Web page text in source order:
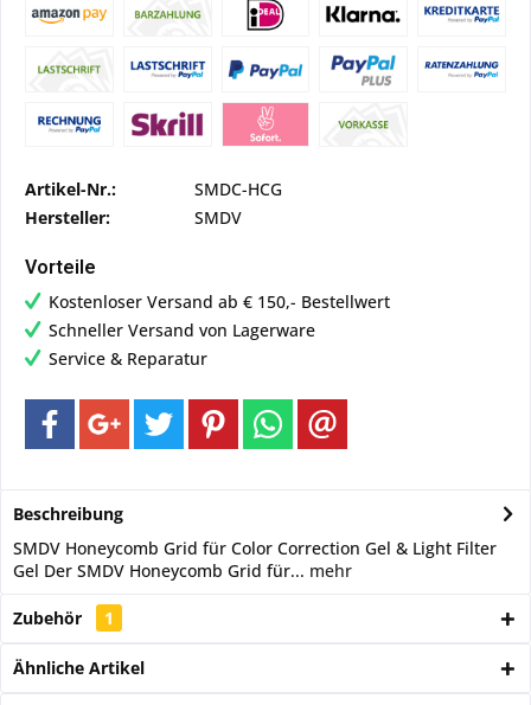
Artikel-Nr.:
SMDC-HCG
Hersteller:
SMDV
Vorteile
Kostenloser Versand ab € 150,- Bestellwert
Schneller Versand von Lagerware
Service & Reparatur
Beschreibung
SMDV Honeycomb Grid für Color Correction Gel & Light Filter
Gel Der SMDV Honeycomb Grid für... mehr
Zubehör 1
Ähnliche Artikel